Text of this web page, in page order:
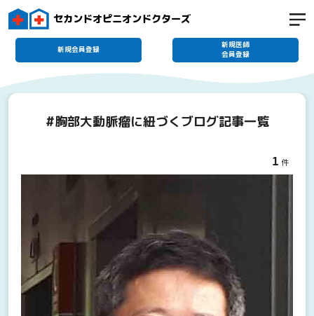
セカンドオピニオンドクターズ
新規会員登録
新規医師
会員登録
#胸部大動脈瘤に紐づくブログ記事一覧
1 件